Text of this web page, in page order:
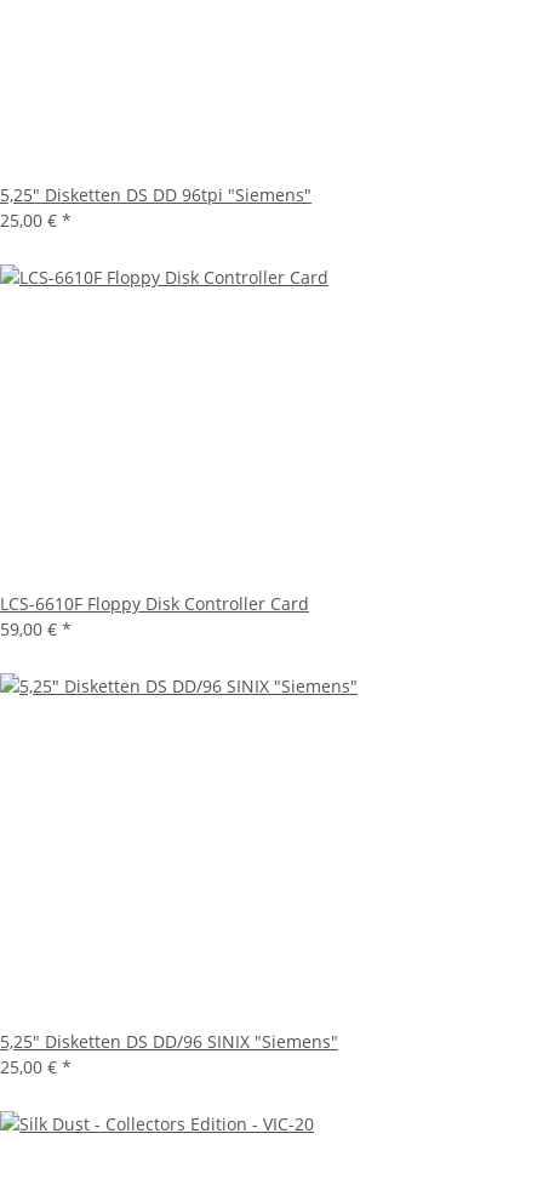
5,25" Disketten DS DD 96tpi "Siemens"
25,00 € *
LCS-6610F Floppy Disk Controller Card
59,00 € *
5,25" Disketten DS DD/96 SINIX "Siemens"
25,00 € *